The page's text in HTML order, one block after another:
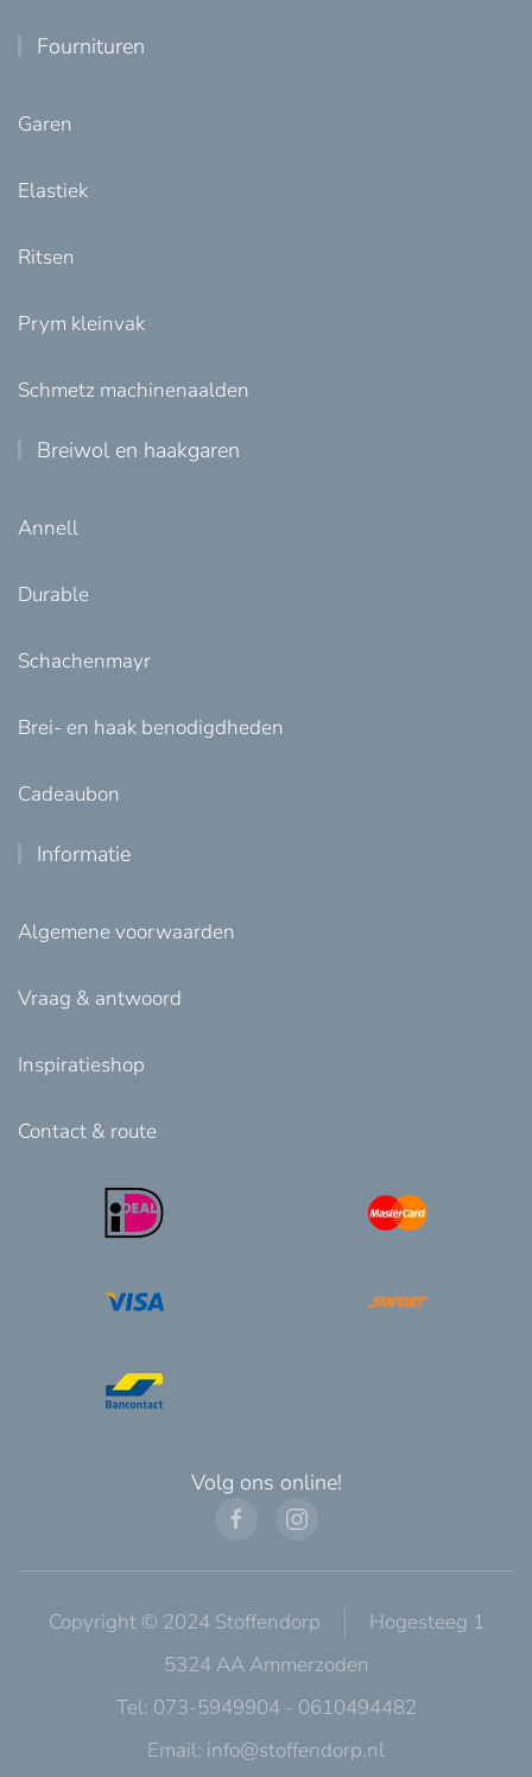
Fournituren
Garen
Elastiek
Ritsen
Prym kleinvak
Schmetz machinenaalden
Breiwol en haakgaren
Annell
Durable
Schachenmayr
Brei- en haak benodigdheden
Cadeaubon
Informatie
Algemene voorwaarden
Vraag & antwoord
Inspiratieshop
Contact & route
Volg ons online!
Copyright © 2024 Stoffendorp
Hogesteeg 1
5324 AA Ammerzoden
Tel: 073-5949904 - 0610494482
Email: info@stoffendorp.nl